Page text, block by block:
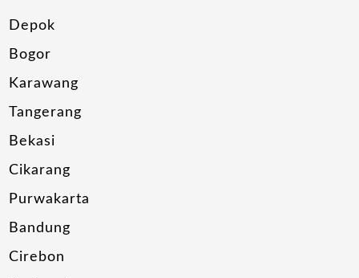
Depok
Bogor
Karawang
Tangerang
Bekasi
Cikarang
Purwakarta
Bandung
Cirebon